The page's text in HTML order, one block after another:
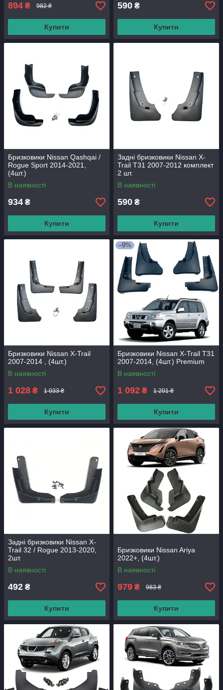
894 ₴ 982 ₴
Купити
590 ₴
Купити
Бризковики Nissan Qashqai /
Rogue Sport 2014-2021,
(4шт.)
В наявності
934 ₴
Купити
Задні бризковики Nissan X-
Trail T31 2007-2012 комплект
2 шт.
В наявності
590 ₴
Купити
Бризковики Nissan X-Trail
2007-2014 , (4шт.)
В наявності
1 028 ₴ 1 033 ₴
Купити
–9%
Бризковики Nissan X-Trail T31
2007-2014, (4шт.) Premium
В наявності
1 092 ₴ 1 201 ₴
Купити
Задні бризковики Nissan X-
Trail 32 / Rogue 2013-2020,
2шт.
В наявності
492 ₴
Купити
Бризковики Nissan Ariya
2022+, (4шт.)
В наявності
979 ₴ 983 ₴
Купити